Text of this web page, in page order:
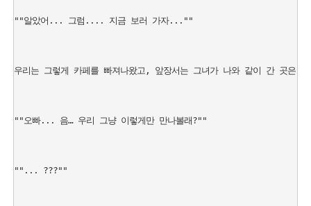
""알았어... 그럼.... 지금 보러 가자...""
우리는 그렇게 카페를 빠져나왔고, 앞장서는 그녀가 나와 같이 간 곳은
""오빠... 음… 우리 그냥 이렇게만 만나볼래?""
""... ???""